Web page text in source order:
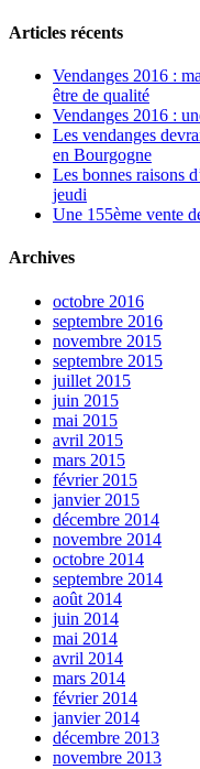
Articles récents
Vendanges 2016 :
être de qualité
Vendanges 2016 :
Les vendanges
en Bourgogne
Les bonnes raisons
jeudi
Une 155ème vente
Archives
octobre 2016
septembre 2016
novembre 2015
septembre 2015
juillet 2015
juin 2015
mai 2015
avril 2015
mars 2015
février 2015
janvier 2015
décembre 2014
novembre 2014
octobre 2014
septembre 2014
août 2014
juin 2014
mai 2014
avril 2014
mars 2014
février 2014
janvier 2014
décembre 2013
novembre 2013